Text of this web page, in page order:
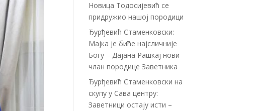
Новица Тодосијевић се
придружио нашој породици
Ђурђевић Стаменковски:
Мајка је биће најсличније
Богу – Дајана Рашкај нови
члан породице Заветника
Ђурђевић Стаменковски на
скупу у Сава центру:
Заветници остају исти –